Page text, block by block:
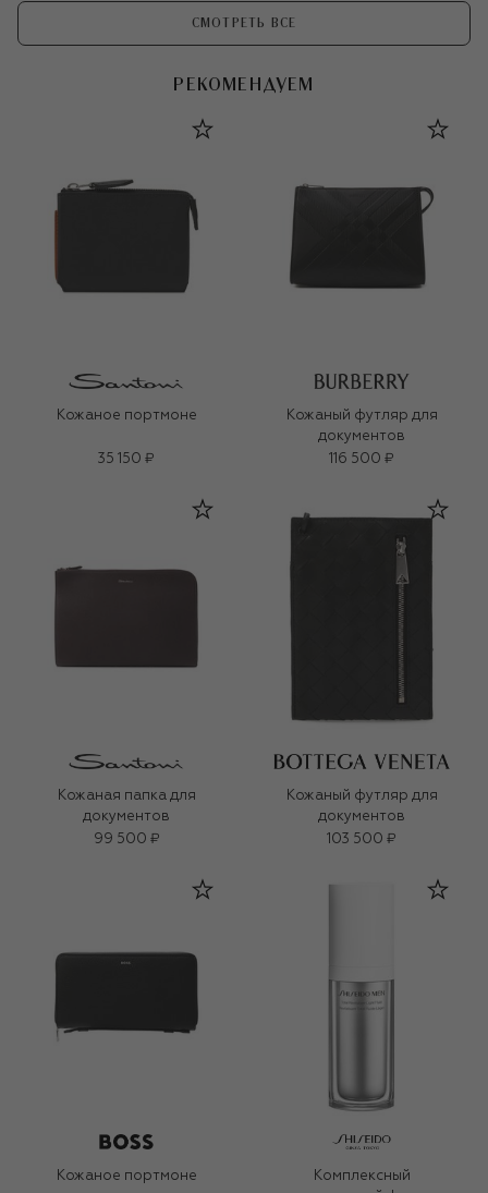
СМОТРЕТЬ ВСЕ
РЕКОМЕНДУЕМ
Кожаное портмоне
35 150 ₽
Кожаный футляр для
документов
116 500 ₽
Кожаная папка для
документов
99 500 ₽
Кожаный футляр для
документов
103 500 ₽
Кожаное портмоне
Комплексный